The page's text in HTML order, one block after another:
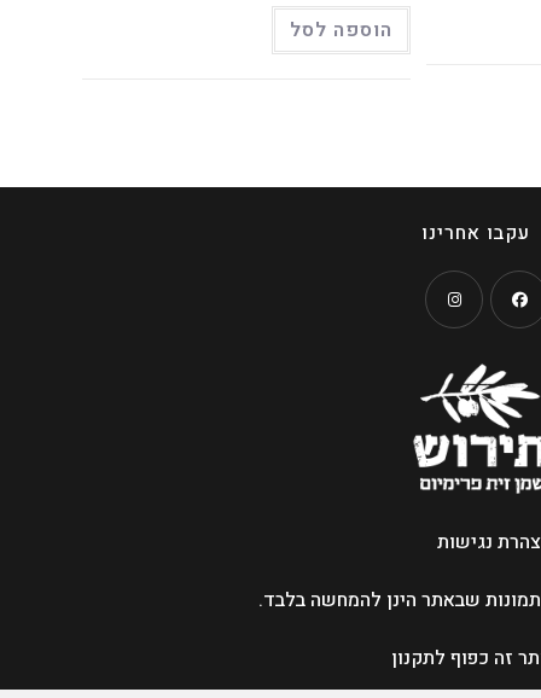
הוספה לסל
עקבו אחרינו
in
a
new
tab
נגישות
שבאתר הינן להמחשה בלבד.
זה כפוף לתקנון